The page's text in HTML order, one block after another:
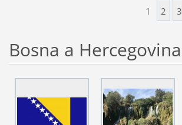
1 2 3
Bosna a Hercegovina